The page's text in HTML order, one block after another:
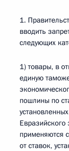
1.
вводить
следующих
1) товары, в
единую
пошлины по
Евразийского
применяются
от ставок,